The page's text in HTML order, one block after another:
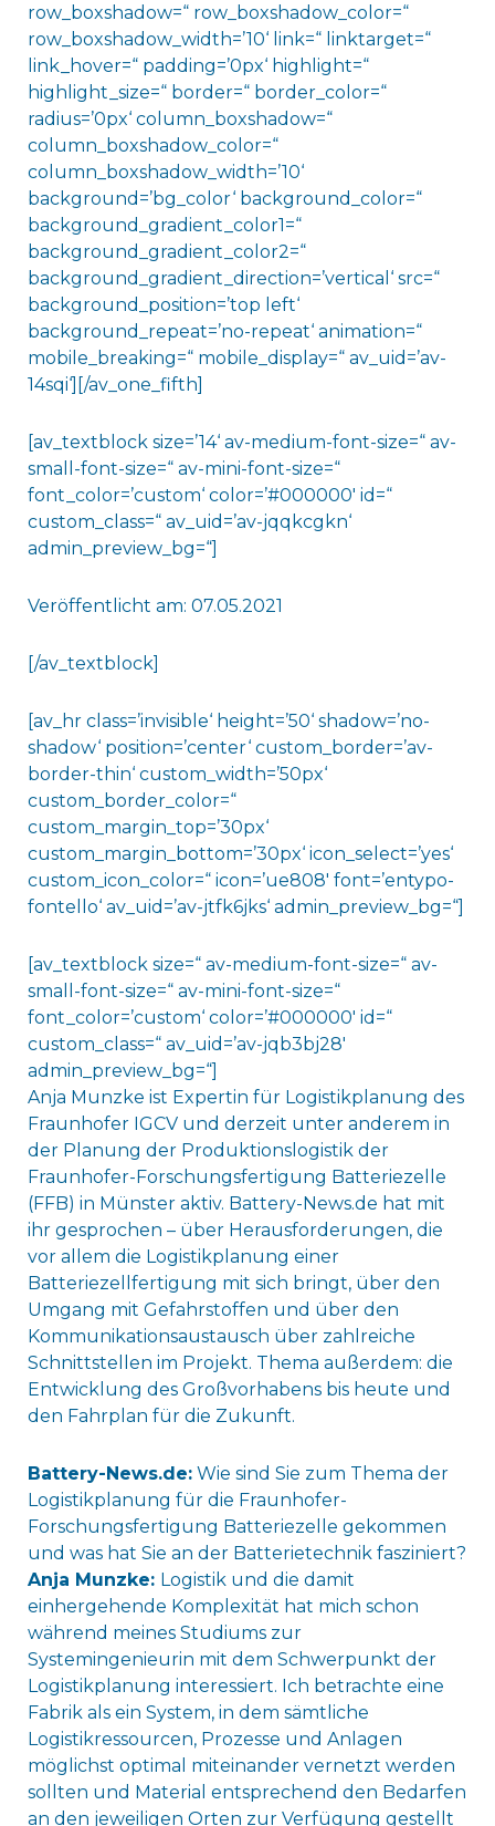
row_boxshadow=“ row_boxshadow_color=“
row_boxshadow_width=’10‘ link=“ linktarget=“
link_hover=“ padding=’0px‘ highlight=“
highlight_size=“ border=“ border_color=“
radius=’0px‘ column_boxshadow=“
column_boxshadow_color=“
column_boxshadow_width=’10‘
background=’bg_color‘ background_color=“
background_gradient_color1=“
background_gradient_color2=“
background_gradient_direction=’vertical‘ src=“
background_position=’top left‘
background_repeat=’no-repeat‘ animation=“
mobile_breaking=“ mobile_display=“ av_uid=’av-
14sqi‘][/av_one_fifth]
[av_textblock size=’14‘ av-medium-font-size=“ av-
small-font-size=“ av-mini-font-size=“
font_color=’custom‘ color=’#000000′ id=“
custom_class=“ av_uid=’av-jqqkcgkn‘
admin_preview_bg=“]
Veröffentlicht am: 07.05.2021
[/av_textblock]
[av_hr class=’invisible‘ height=’50‘ shadow=’no-
shadow‘ position=’center‘ custom_border=’av-
border-thin‘ custom_width=’50px‘
custom_border_color=“
custom_margin_top=’30px‘
custom_margin_bottom=’30px‘ icon_select=’yes‘
custom_icon_color=“ icon=’ue808′ font=’entypo-
fontello‘ av_uid=’av-jtfk6jks‘ admin_preview_bg=“]
[av_textblock size=“ av-medium-font-size=“ av-
small-font-size=“ av-mini-font-size=“
font_color=’custom‘ color=’#000000′ id=“
custom_class=“ av_uid=’av-jqb3bj28′
admin_preview_bg=“]
Anja Munzke ist Expertin für Logistikplanung des
Fraunhofer IGCV und derzeit unter anderem in
der Planung der Produktionslogistik der
Fraunhofer-Forschungsfertigung Batteriezelle
(FFB) in Münster aktiv. Battery-News.de hat mit
ihr gesprochen – über Herausforderungen, die
vor allem die Logistikplanung einer
Batteriezellfertigung mit sich bringt, über den
Umgang mit Gefahrstoffen und über den
Kommunikationsaustausch über zahlreiche
Schnittstellen im Projekt. Thema außerdem: die
Entwicklung des Großvorhabens bis heute und
den Fahrplan für die Zukunft.
Battery-News.de:Wie sind Sie zum Thema der
Logistikplanung für die Fraunhofer-
Forschungsfertigung Batteriezelle gekommen
und was hat Sie an der Batterietechnik fasziniert?
Anja Munzke: Logistik und die damit
einhergehende Komplexität hat mich schon
während meines Studiums zur
Systemingenieurin mit dem Schwerpunkt der
Logistikplanung interessiert. Ich betrachte eine
Fabrik als ein System, in dem sämtliche
Logistikressourcen, Prozesse und Anlagen
möglichst optimal miteinander vernetzt werden
sollten und Material entsprechend den Bedarfen
an den jeweiligen Orten zur Verfügung gestellt